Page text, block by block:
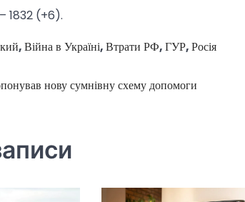
– 1832 (+6).
,Війна в Україні,Втрати РФ,ГУР,Росія
нову сумнівну схему допомоги